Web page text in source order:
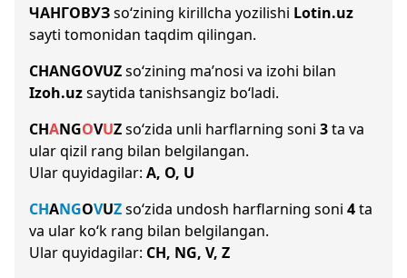
ЧАНГОВУЗso‘zining kirillcha yozilishi Lotin.uz
sayti tomonidan taqdim qilingan.
CHANGOVUZso‘zining ma’nosi va izohi bilan
Izoh.uzsaytida tanishsangiz bo‘ladi.
CHANGOVUZso‘zida unli harflarning soni 3ta va
ular qizil rang bilan belgilangan.
Ular quyidagilar: A, O, U
CHANGOVUZso‘zida undosh harflarning soni 4ta
va ular ko‘k rang bilan belgilangan.
Ular quyidagilar: CH, NG, V, Z